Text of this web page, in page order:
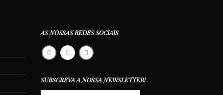
AS NOSSAS REDES SOCIAIS
SUBSCREVA A NOSSA NEWSLETTER!